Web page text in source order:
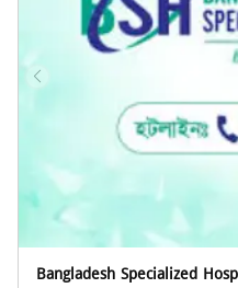
Bangladesh Specialized